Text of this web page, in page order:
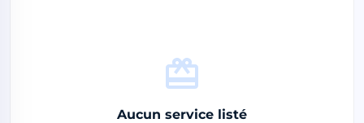
Aucun service listé